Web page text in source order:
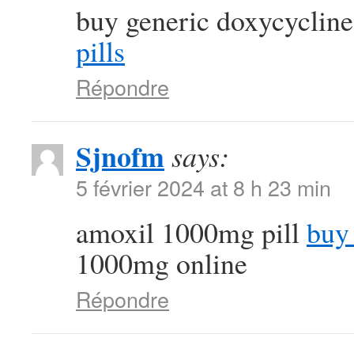
buy generic
pills
Répondre
Sjnofmsays:
5 février 2024 at 8 h 23 min
amoxil 1000mg pill
1000mg online
Répondre